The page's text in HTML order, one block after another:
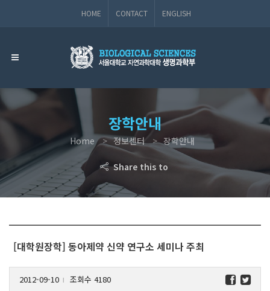
HOME CONTACT ENGLISH
장학안내
Home 정보센터 장학안내
Share this to
[대학원장학] 동아제약 신약 연구소 세미나 주최
2012-09-10 l 조회수 4180